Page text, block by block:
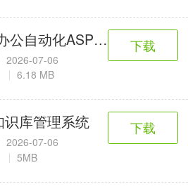
公自动化ASP.NET版
2026-07-06
6.18 MB
下载
识库管理系统
2026-07-06
5MB
下载